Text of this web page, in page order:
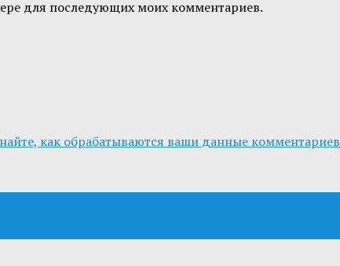
для последующих моих комментариев.
как обрабатываются ваши данные комментариев